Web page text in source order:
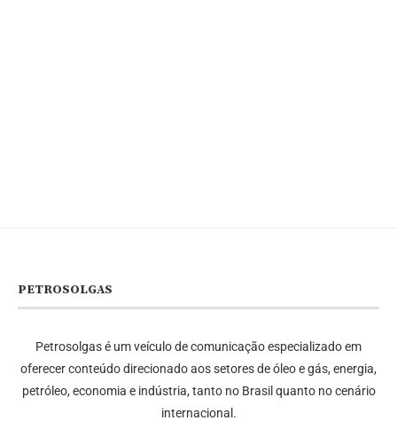
PETROSOLGAS
Petrosolgas é um veículo de comunicação especializado em
oferecer conteúdo direcionado aos setores de óleo e gás, energia,
petróleo, economia e indústria, tanto no Brasil quanto no cenário
internacional.